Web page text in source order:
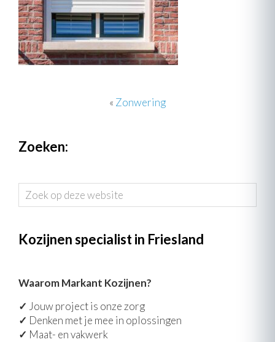
« Zonwering
Zoeken:
Zoek
op
website
Kozijnen specialist in Friesland
Waarom Markant Kozijnen?
✓ Jouw project is onze zorg
✓ Denken met je mee in oplossingen
✓ Maat- en vakwerk